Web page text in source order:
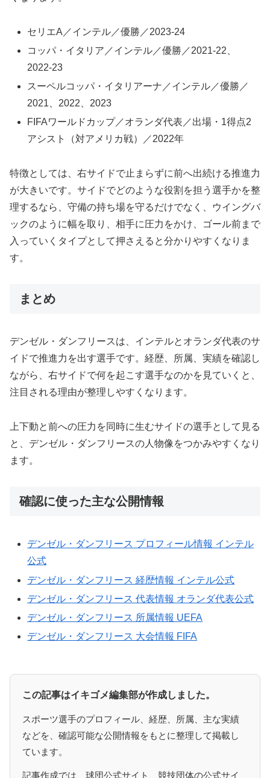
セリエA／インテル／優勝／2023-24
コッパ・イタリア／インテル／優勝／2021-22、
2022-23
スーペルコッパ・イタリアーナ／インテル／優勝／
2021、2022、2023
FIFAワールドカップ／オランダ代表／出場・1得点2
アシスト（対アメリカ戦）／2022年
特徴としては、右サイドで止まらずに前へ出続ける推進力
が大きいです。サイドでどのような役割を担う選手かを整
理するなら、守備の持ち場を守るだけでなく、ウイングバ
ックのように幅を取り、相手に圧力をかけ、ゴール前まで
入っていくタイプとして押さえると分かりやすくなりま
す。
まとめ
デンゼル・ダンフリースは、インテルとオランダ代表のサ
イドで推進力を出す選手です。経歴、所属、実績を確認し
ながら、右サイドで何を起こす選手なのかを見ていくと、
注目される理由が整理しやすくなります。
上下動と前への圧力を同時に生むサイドの選手として見る
と、デンゼル・ダンフリースの人物像をつかみやすくなり
ます。
確認に使った主な公開情報
デンゼル・ダンフリース プロフィール情報 インテル
公式
デンゼル・ダンフリース 経歴情報 インテル公式
デンゼル・ダンフリース 代表情報 オランダ代表公式
デンゼル・ダンフリース 所属情報 UEFA
デンゼル・ダンフリース 大会情報 FIFA
この記事はイキゴメ編集部が作成しました。
スポーツ選手のプロフィール、経歴、所属、主な実績
などを、確認可能な公開情報をもとに整理して掲載し
ています。
記事作成では、球団公式サイト、競技団体の公式サイ